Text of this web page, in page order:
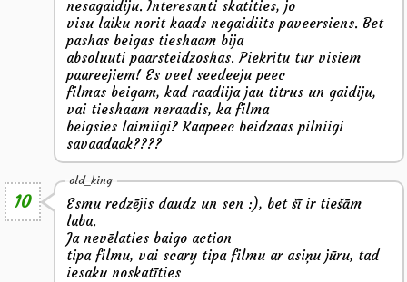
nesagaidiju. Interesanti skatities, jo
visu laiku norit kaads negaidiits paveersiens. Bet
pashas beigas tieshaam bija
absoluuti paarsteidzoshas. Piekritu tur visiem
paareejiem! Es veel seedeeju peec
filmas beigam, kad raadiija jau titrus un gaidiju,
vai tieshaam neraadis, ka filma
beigsies laimiigi? Kaapeec beidzaas pilniigi
savaadaak????
10
old_king
Esmu redzējis daudz un sen :), bet šī ir tiešām
laba.
Ja nevēlaties baigo action
tipa filmu, vai scary tipa filmu ar asiņu jūru, tad
iesaku noskatīties